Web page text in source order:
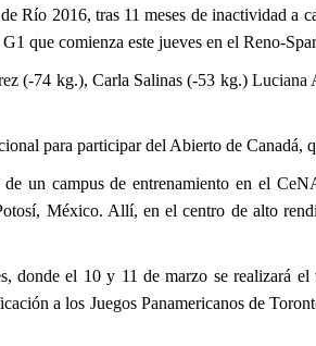
Río 2016, tras 11 meses de inactividad a
que comienza este jueves en el Reno-
(-74 kg.), Carla Salinas (-53 kg.)Luciana
para participar del Abierto de Canadá,
un campus de entrenamiento en el
México. Allí, en el centro de alto
el 10 y 11 de marzo se realizará
a los Juegos Panamericanos de